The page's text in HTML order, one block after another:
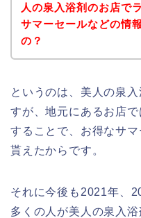
人の泉入浴剤のお店で
サマーセールなどの情
の？
というのは、美人の泉
すが、地元にあるお店
することで、お得なサ
貰えたからです。
それに今後も2021年、
多くの人が美人の泉入